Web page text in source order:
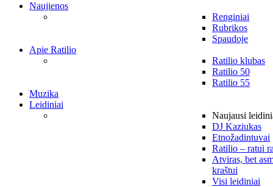
Naujienos
Renginiai
Rubrikos
Spaudoje
Apie Ratilio
Ratilio klubas
Ratilio 50
Ratilio 55
Muzika
Leidiniai
Naujausi
DJ Kaziukas
Etnožadintuvai
Ratilio – ratui
Atviras, bet
kraštui
Visi leidiniai